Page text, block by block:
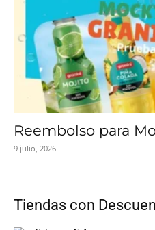
Reembolso para
9 julio, 2026
Tiendas con